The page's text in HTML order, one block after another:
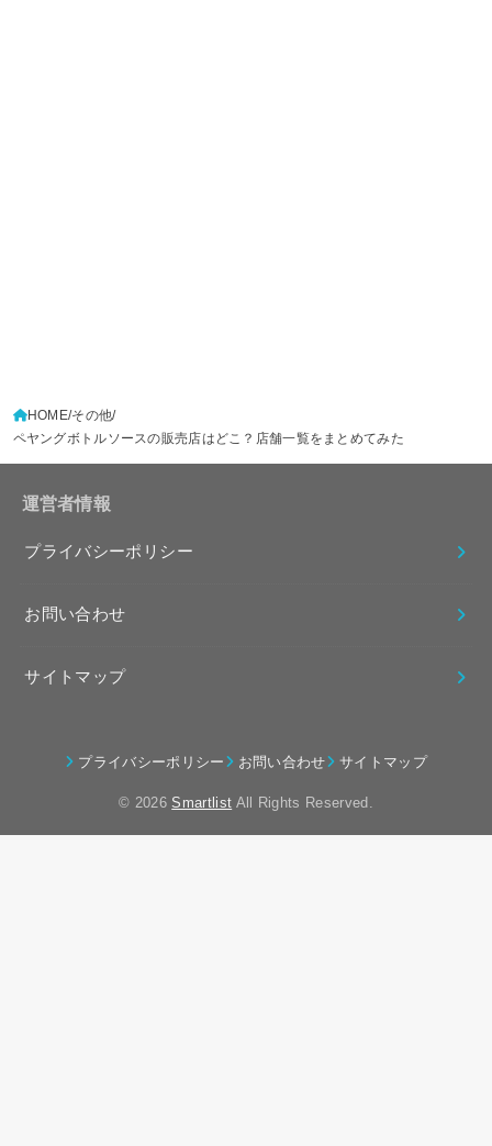
HOME その他
ペヤングボトルソースの販売店はどこ？店舗一覧をまとめてみた
運営者情報
プライバシーポリシー
お問い合わせ
サイトマップ
プライバシーポリシー お問い合わせ サイトマップ
© 2026Smartlist All Rights Reserved.